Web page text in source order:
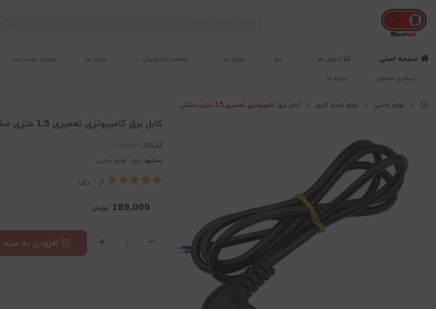
صفحه اصلی آموزش ها ابزار ماژول ها قطعات الکترونیکی موتور ها بردهای برنامه پذیر
پیگیری سفارش درباره ما
لوازم جانبی لوازم لحیم کاری کابل برق کامپیوتری تعمیری 1.5 متری مشکی
کابل برق کامپیوتری تعمیری 1.5 متری مشکی
کدکالا:
بخشها : ابزار لوازم جانبی
از رای
189,000 تومان
افزودن به سبد